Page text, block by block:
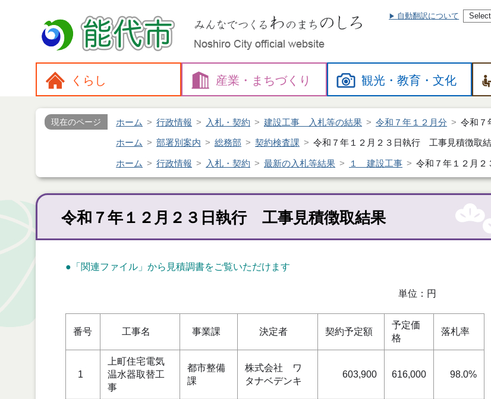
自動翻訳について
くらし 産業・ まちづくり 観光・教育・文化
現在のページ ホーム 行政情報 入札・契約 建設工事 入札等の結果 令和７年１２月分 令和７
ホーム 部署別案内 総務部 契約検査課 令和７年１２月２３日執行 工事見積徴取
ホーム 行政情報 入札・契約 最新の入札等結果 １ 建設工事 令和７年１２月
令和７年１２月２３日執行 工事見積徴取結果
●「関連ファイル」から見積調書をご覧いただけます
単位：円
番号 工事名 事業課 決定者 契約予定額
予定価
格
落札率
1
上町住宅電気
温水器取替工
事
都市整備
課
株式会社 ワ
タナベデンキ
603,900 616,000 98.0%